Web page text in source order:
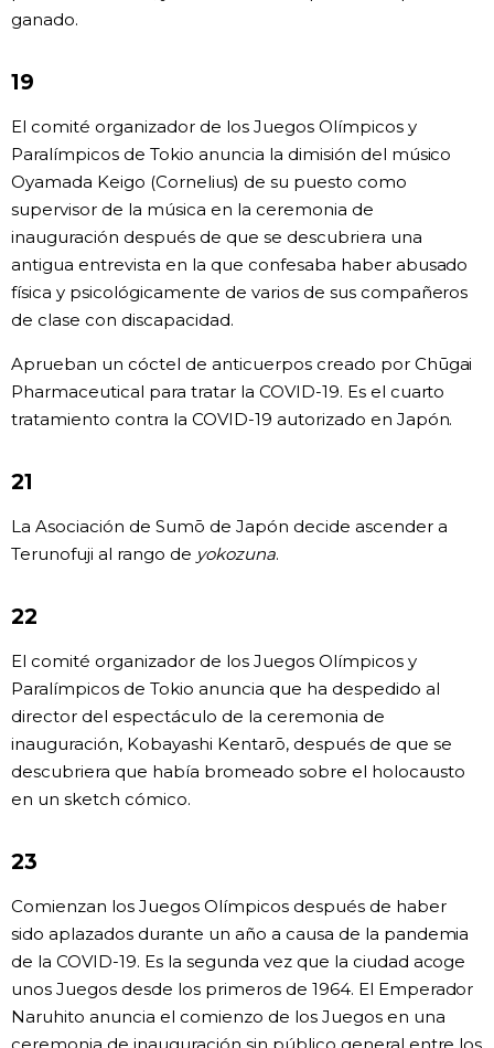
ganado.
19
El comité organizador de los Juegos Olímpicos y
Paralímpicos de Tokio anuncia la dimisión del músico
Oyamada Keigo (Cornelius) de su puesto como
supervisor de la música en la ceremonia de
inauguración después de que se descubriera una
antigua entrevista en la que confesaba haber abusado
física y psicológicamente de varios de sus compañeros
de clase con discapacidad.
Aprueban un cóctel de anticuerpos creado por Chūgai
Pharmaceutical para tratar la COVID-19. Es el cuarto
tratamiento contra la COVID-19 autorizado en Japón.
21
La Asociación de Sumō de Japón decide ascender a
Terunofuji al rango de yokozuna.
22
El comité organizador de los Juegos Olímpicos y
Paralímpicos de Tokio anuncia que ha despedido al
director del espectáculo de la ceremonia de
inauguración, Kobayashi Kentarō, después de que se
descubriera que había bromeado sobre el holocausto
en un sketch cómico.
23
Comienzan los Juegos Olímpicos después de haber
sido aplazados durante un año a causa de la pandemia
de la COVID-19. Es la segunda vez que la ciudad acoge
unos Juegos desde los primeros de 1964. El Emperador
Naruhito anuncia el comienzo de los Juegos en una